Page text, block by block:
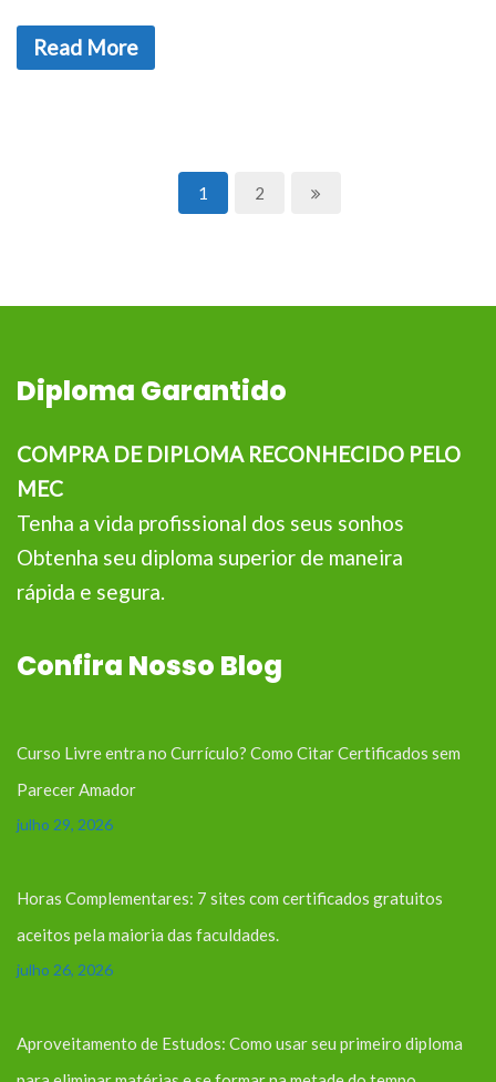
Read More
1 2
Diploma Garantido
COMPRA DE DIPLOMA RECONHECIDO PELO
MEC
Tenha a vida profissional dos seus sonhos
Obtenha seu diploma superior de maneira
rápida e segura.
Confira Nosso Blog
Curso Livre entra no Currículo? Como Citar Certificados sem
Parecer Amador
julho 29, 2026
Horas Complementares: 7 sites com certificados gratuitos
aceitos pela maioria das faculdades.
julho 26, 2026
Aproveitamento de Estudos: Como usar seu primeiro diploma